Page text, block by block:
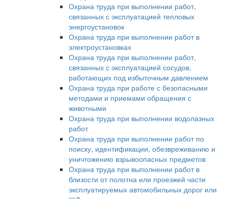
Охрана труда при выполнении работ,
связанных с эксплуатацией тепловых
энергоустановок
Охрана труда при выполнении работ в
электроустановках
Охрана труда при выполнении работ,
связанных с эксплуатацией сосудов,
работающих под избыточным давлением
Охрана труда при работе с безопасными
методами и приемами обращения с
животными
Охрана труда при выполнении водолазных
работ
Охрана труда при выполнении работ по
поиску, идентификации, обезвреживанию и
уничтожению взрывоопасных предметов
Охрана труда при выполнении работ в
близости от полотна или проезжей части
эксплуатируемых автомобильных дорог или